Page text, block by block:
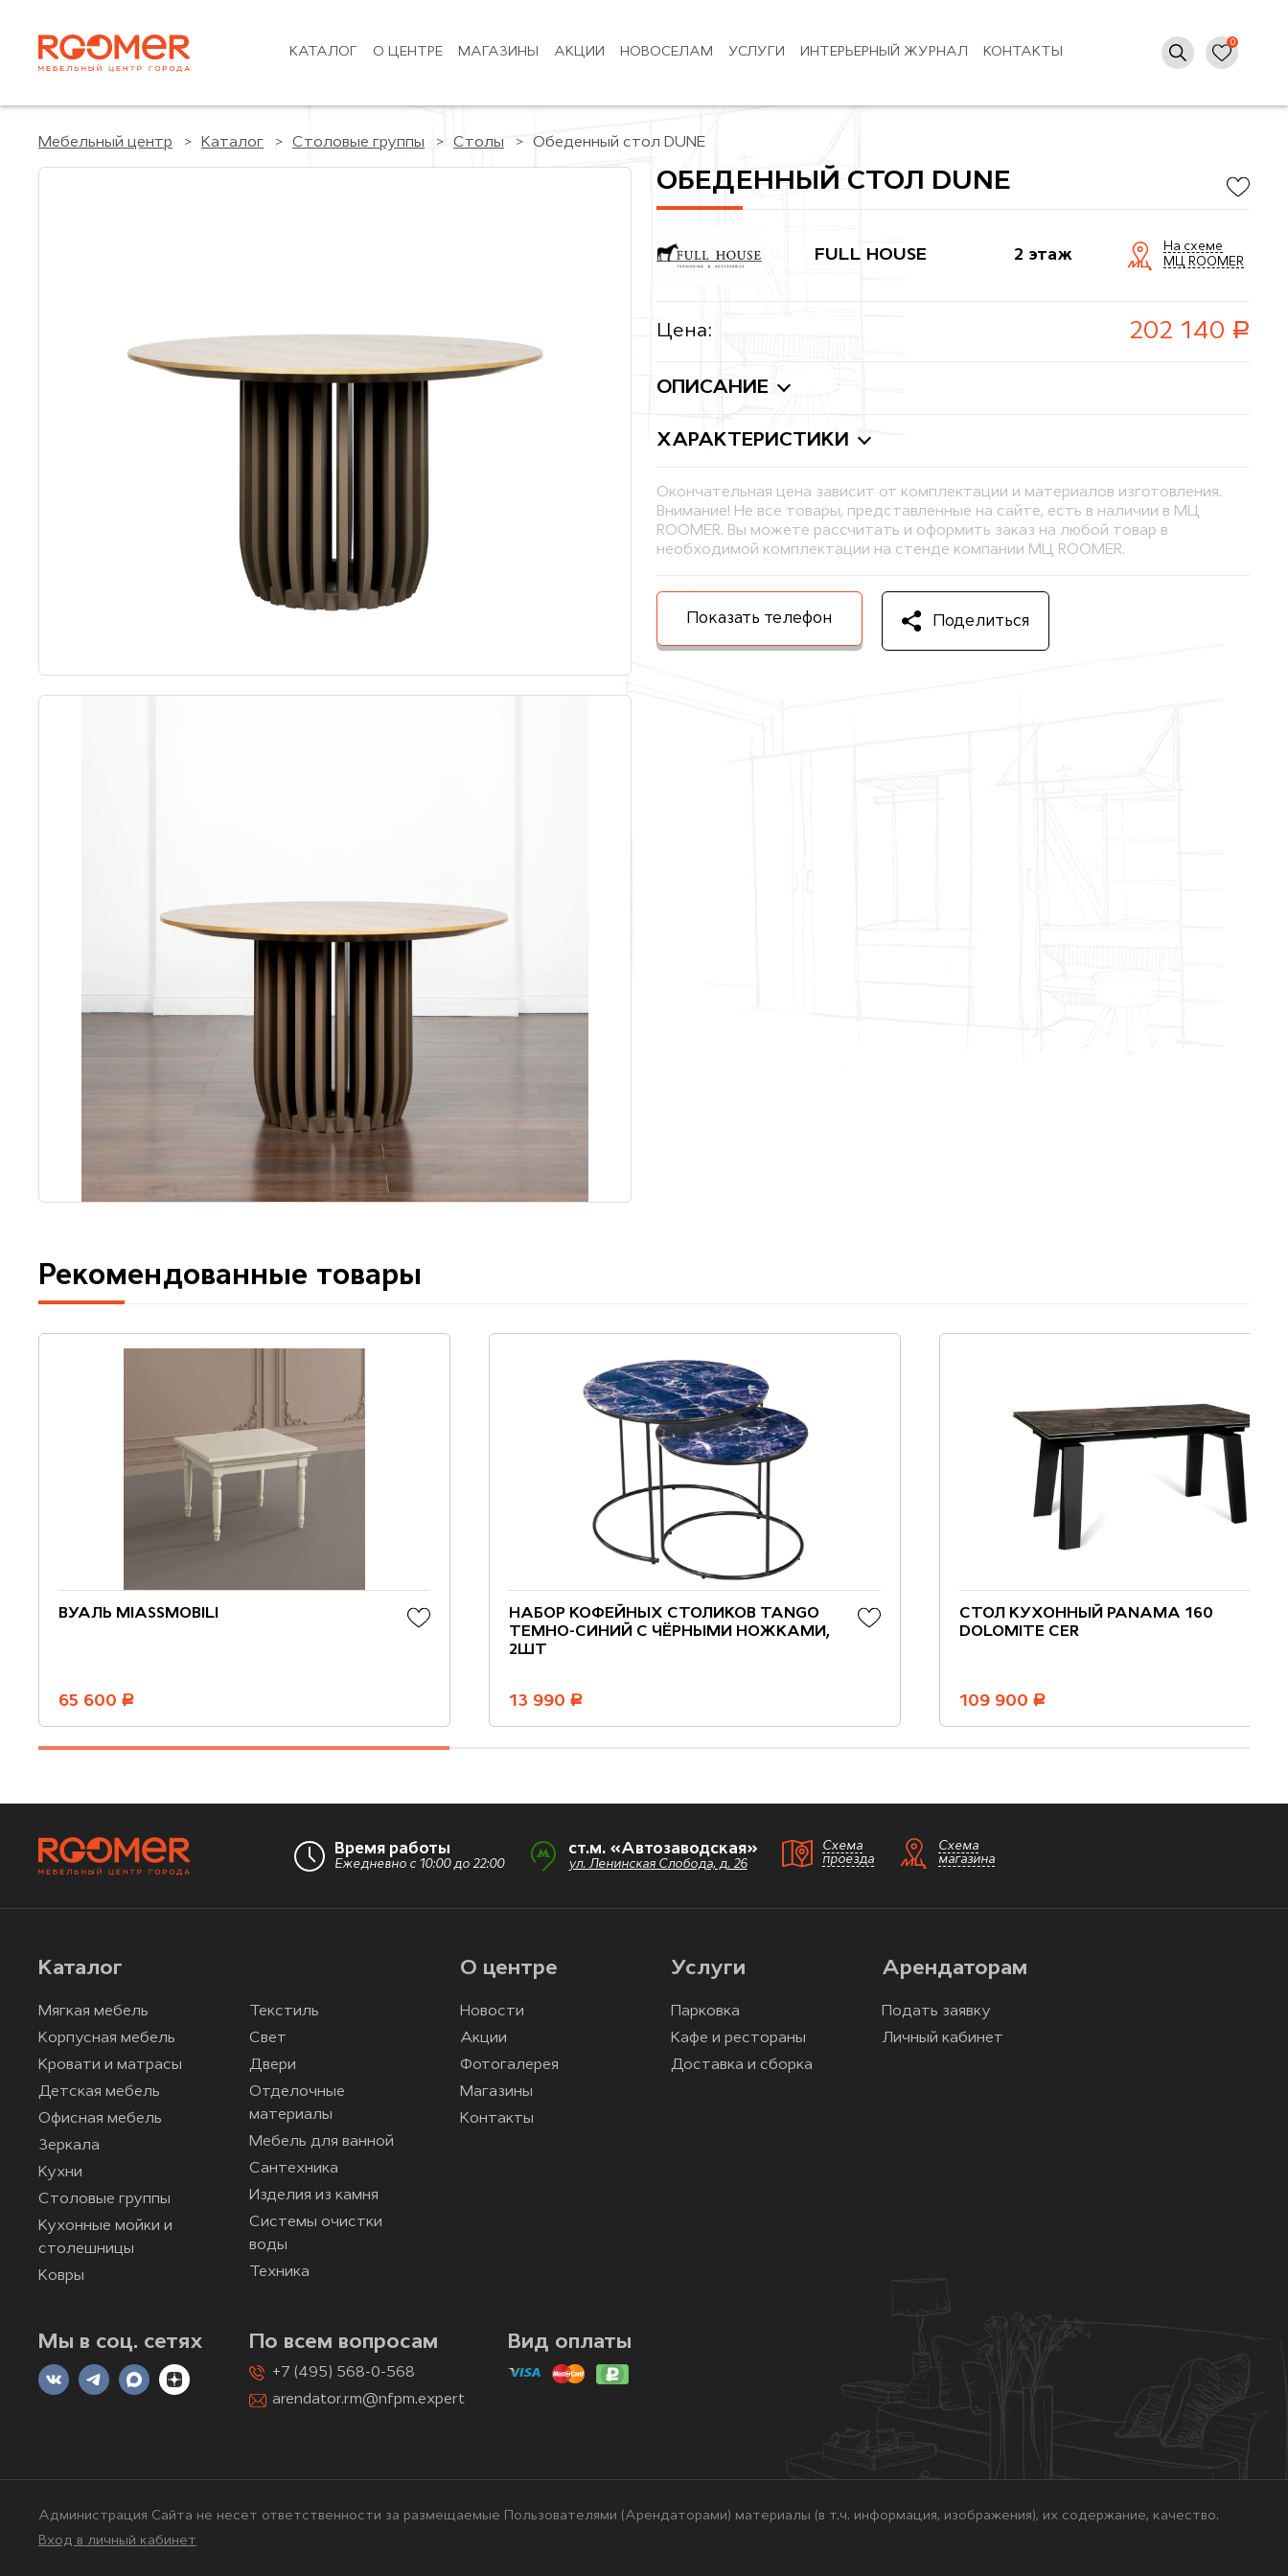
КАТАЛОГ О ЦЕНТРЕ МАГАЗИНЫ АКЦИИ НОВОСЕЛАМ УСЛУГИ ИНТЕРЬЕРНЫЙ ЖУРНАЛ КОНТАКТЫ
Мебельный центр Каталог Столовые группы Столы Обеденный стол DUNE
ОБЕДЕННЫЙ СТОЛ DUNE
FULL HOUSE 2 этаж
На схеме
МЦ ROOMER
Цена: 202 140 руб.
ОПИСАНИЕ
ХАРАКТЕРИСТИКИ
Окончательная цена зависит от комплектации и материалов изготовления.
Внимание! Не все товары, представленные на сайте, есть в наличии в МЦ
ROOMER. Вы можете рассчитать и оформить заказ на любой товар в
необходимой комплектации на стенде компании МЦ ROOMER.
Показать телефон Поделиться
Рекомендованные товары
ВУАЛЬ MIASSMOBILI
65 600 руб.
НАБОР КОФЕЙНЫХ СТОЛИКОВ TANGO
ТЕМНО-СИНИЙ С ЧЁРНЫМИ НОЖКАМИ,
2ШТ
13 990 руб.
СТОЛ КУХОННЫЙ PANAMA 160
DOLOMITE CER
109 900 руб.
Время работы
Ежедневно с 10:00 до 22:00
ст.м. «Автозаводская»
ул. Ленинская Слобода, д. 26
Схема
проезда
Схема
магазина
Каталог
Мягкая мебель
Корпусная мебель
Кровати и матрасы
Детская мебель
Офисная мебель
Зеркала
Кухни
Столовые группы
Кухонные мойки и
столешницы
Ковры
Текстиль
Свет
Двери
Отделочные
материалы
Мебель для ванной
Сантехника
Изделия из камня
Системы очистки
воды
Техника
О центре
Новости
Акции
Фотогалерея
Магазины
Контакты
Услуги
Парковка
Кафе и рестораны
Доставка и сборка
Арендаторам
Подать заявку
Личный кабинет
Мы в соц. сетях По всем вопросам
+7 (495) 568-0-568
arendator.rm@nfpm.expert
Вид оплаты
Администрация Сайта не несет ответственности за размещаемые Пользователями (Арендаторами) материалы (в т.ч. информация, изображения), их содержание, качество.
Вход в личный кабинет